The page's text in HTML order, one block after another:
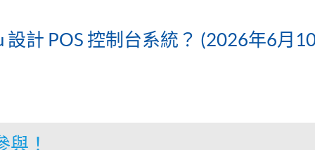
設計 POS 控制台系統？ (2026年6月
與！